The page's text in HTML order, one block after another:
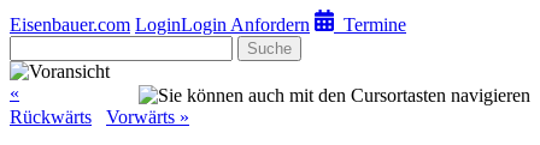
Eisenbauer.com LoginLogin Anfordern Termine
Suche
«
Rückwärts
Vorwärts »